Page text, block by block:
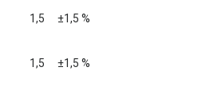
1,5 ±1,5 %
1,5 ±1,5 %